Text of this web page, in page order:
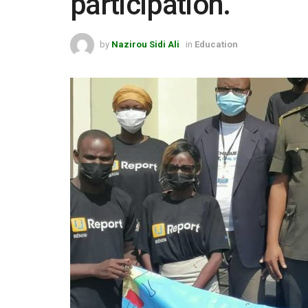
by Nazirou Sidi Ali in Education